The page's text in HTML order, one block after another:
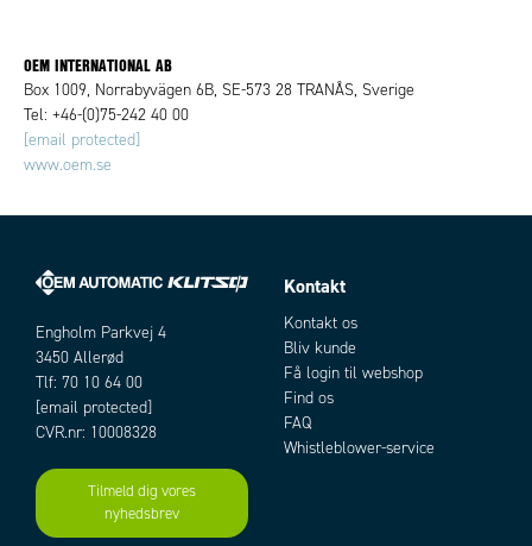
OEM INTERNATIONAL AB
Box 1009, Norrabyvägen 6B, SE-573 28 TRANÅS, Sverige
Tel: +46-(0)75-242 40 00
[email protected]
www.oem.se
Engholm Parkvej 4
3450 Allerød
Tlf: 70 10 64 00
[email protected]
CVR.nr: 10008328
Tilmeld dig vores
nyhedsbrev
Kontakt
Kontakt os
Bliv kunde
Få login til webshop
Find os
FAQ
Whistleblower-service